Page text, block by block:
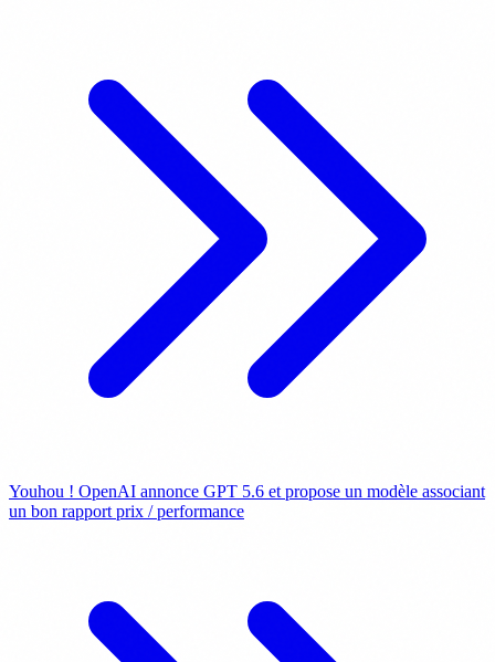
Youhou ! OpenAI annonce GPT 5.6 et propose un modèle associant
un bon rapport prix / performance